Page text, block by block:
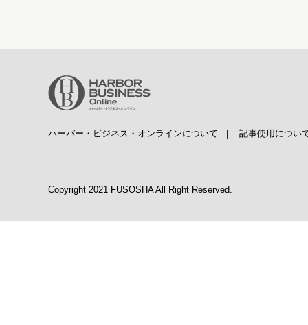
ハーバー・ビジネス・オンラインについて 記事使用につい
Copyright 2021 FUSOSHA All Right Reserved.